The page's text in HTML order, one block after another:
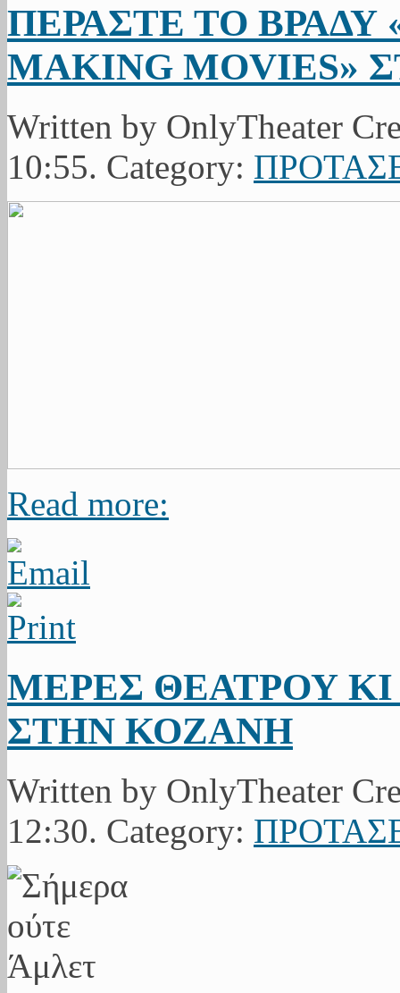
ΠΕΡΑΣΤΕ ΤΟ ΒΡΑΔΥ
MAKING MOVIES»
Written by OnlyTheater
10:55. Category:
Read more:
ΜΕΡΕΣ ΘΕΑΤΡΟΥ
ΣΤΗΝ ΚΟΖΑΝΗ
Written by OnlyTheater
12:30. Category: